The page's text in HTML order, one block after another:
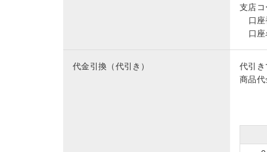
支店
口
口
代金引換（代引き）
代引
商品